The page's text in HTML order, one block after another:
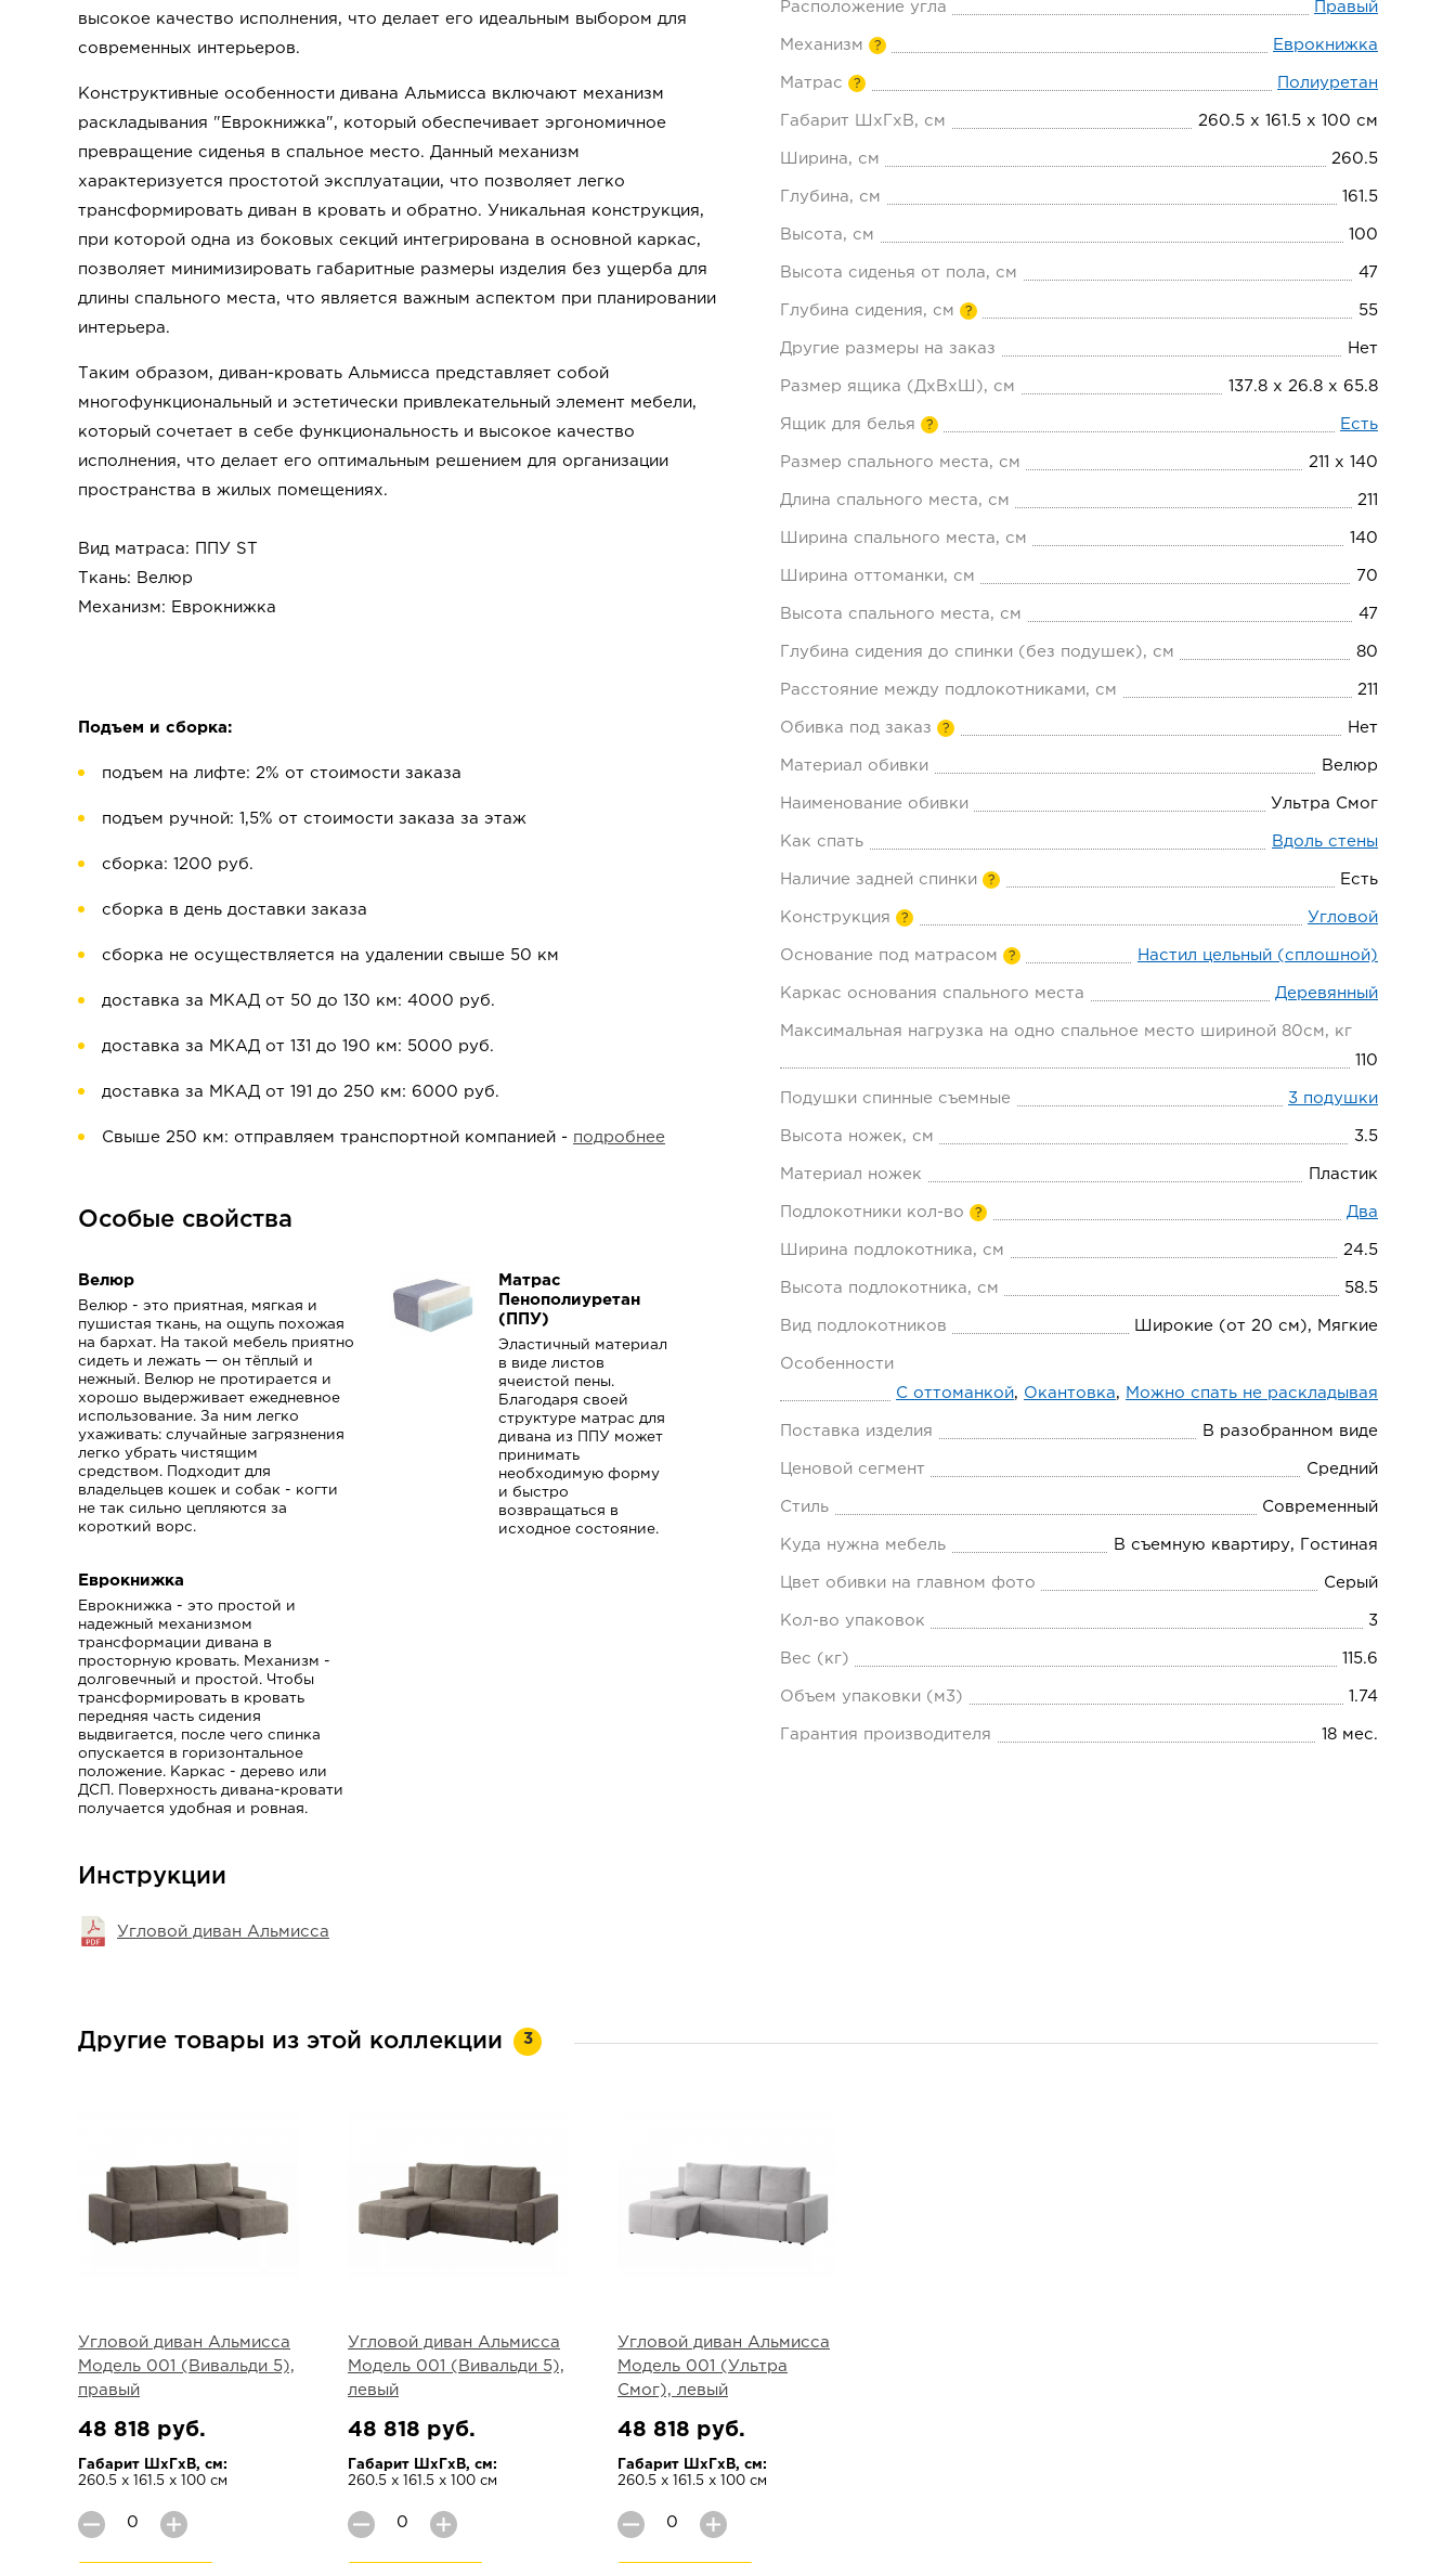
высокое качество исполнения, что делает его идеальным выбором для
современных интерьеров.
Конструктивные особенности дивана Альмисса включают механизм
раскладывания "Еврокнижка", который обеспечивает эргономичное
превращение сиденья в спальное место. Данный механизм
характеризуется простотой эксплуатации, что позволяет легко
трансформировать диван в кровать и обратно. Уникальная конструкция,
при которой одна из боковых секций интегрирована в основной каркас,
позволяет минимизировать габаритные размеры изделия без ущерба для
длины спального места, что является важным аспектом при планировании
интерьера.
Таким образом, диван-кровать Альмисса представляет собой
многофункциональный и эстетически привлекательный элемент мебели,
который сочетает в себе функциональность и высокое качество
исполнения, что делает его оптимальным решением для организации
пространства в жилых помещениях.
Вид матраса: ППУ ST
Ткань: Велюр
Механизм: Еврокнижка
Подъем и сборка:
подъем на лифте: 2% от стоимости заказа
подъем ручной: 1,5% от стоимости заказа за этаж
сборка: 1200 руб.
сборка в день доставки заказа
сборка не осуществляется на удалении свыше 50 км
доставка за МКАД от 50 до 130 км: 4000 руб.
доставка за МКАД от 131 до 190 км: 5000 руб.
доставка за МКАД от 191 до 250 км: 6000 руб.
Свыше 250 км: отправляем транспортной компанией - подробнее
Особые свойства
Велюр
Велюр - это приятная, мягкая и
пушистая ткань, на ощупь похожая
на бархат. На такой мебель приятно
сидеть и лежать — он тёплый и
нежный. Велюр не протирается и
хорошо выдерживает ежедневное
использование. За ним легко
ухаживать: случайные загрязнения
легко убрать чистящим
средством.
Подходит для
владельцев кошек и собак - когти
не так сильно цепляются за
короткий ворс.
Матрас
Пенополиуретан
(ППУ)
Эластичный материал
в виде листов
ячеистой пены.
Благодаря своей
структуре матрас для
дивана из ППУ может
принимать
необходимую форму
и быстро
возвращаться в
исходное состояние.
Еврокнижка
Еврокнижка - это простой и
надежный механизмом
трансформации дивана в
просторную кровать. Механизм -
долговечный и простой. Чтобы
трансформировать в кровать
передняя часть сидения
выдвигается, после чего спинка
опускается в горизонтальное
положение. Каркас - дерево или
ДСП. Поверхность дивана-кровати
получается удобная и ровная.
Инструкции
Угловой диван Альмисса
Расположение угла Правый
Механизм ? Еврокнижка
Матрас ? Полиуретан
Габарит ШхГхВ, см 260.5 х 161.5 х 100 см
Ширина, см 260.5
Глубина, см 161.5
Высота, см 100
Высота сиденья от пола, см 47
Глубина сидения, см ? 55
Другие размеры на заказ Нет
Размер ящика (ДхВхШ), см 137.8 х 26.8 х 65.8
Ящик для белья ? Есть
Размер спального места, см 211 х 140
Длина спального места, см 211
Ширина спального места, см 140
Ширина оттоманки, см 70
Высота спального места, см 47
Глубина сидения до спинки (без подушек), см 80
Расстояние между подлокотниками, см 211
Обивка под заказ ? Нет
Материал обивки Велюр
Наименование обивки Ультра Смог
Как спать Вдоль стены
Наличие задней спинки ? Есть
Конструкция ? Угловой
Основание под матрасом ? Настил цельный (сплошной)
Каркас основания спального места Деревянный
Максимальная нагрузка на одно спальное место шириной 80см, кг
110
Подушки спинные съемные 3 подушки
Высота ножек, см 3.5
Материал ножек Пластик
Подлокотники кол-во ? Два
Ширина подлокотника, см 24.5
Высота подлокотника, см 58.5
Вид подлокотников Широкие (от 20 см), Мягкие
Особенности
С оттоманкой, Окантовка, Можно спать не раскладывая
Поставка изделия В разобранном виде
Ценовой сегмент Средний
Стиль Современный
Куда нужна мебель В съемную квартиру, Гостиная
Цвет обивки на главном фото Серый
Кол-во упаковок 3
Вес (кг) 115.6
Объем упаковки (м3) 1.74
Гарантия производителя 18 мес.
Другие товары из этой коллекции 3
Угловой диван Альмисса
Модель 001 (Вивальди 5),
правый
48 818 руб.
Габарит ШхГхВ, см:
260.5 х 161.5 х 100 см
Угловой диван Альмисса
Модель 001 (Вивальди 5),
левый
48 818 руб.
Габарит ШхГхВ, см:
260.5 х 161.5 х 100 см
Угловой диван Альмисса
Модель 001 (Ультра
Смог), левый
48 818 руб.
Габарит ШхГхВ, см:
260.5 х 161.5 х 100 см